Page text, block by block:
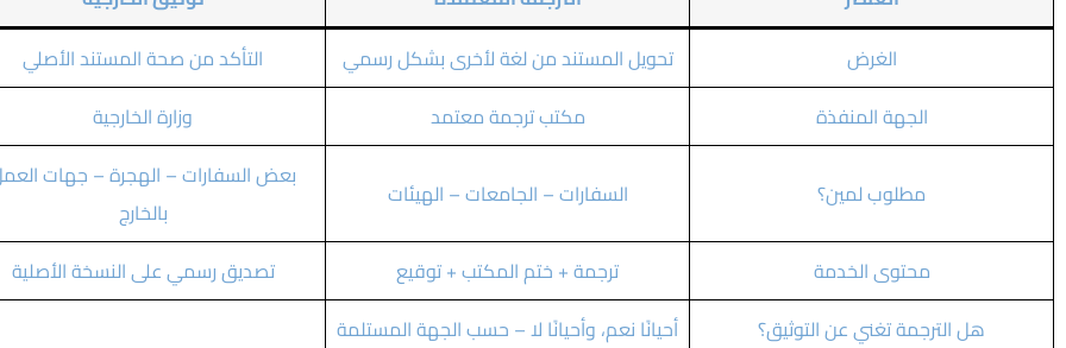
الغرض
تحويل المستند من لغة لأخرى بشكل رسمي
التأكد من صحة المستند الأصلي
الجهة المنفذة
مكتب ترجمة معتمد وزارة الخارجية
مطلوب لمين؟ السفارات – الجامعات – الهيئات
بعض السفارات – الهجرة – جهات
بالخارج
محتوى الخدمة
ترجمة + ختم المكتب + توقيع
تصديق رسمي على النسخة الأصلية
هل الترجمة تغني عن التوثيق؟
أحيانًا نعم، وأحيانًا لا – حسب الجهة المستلمة